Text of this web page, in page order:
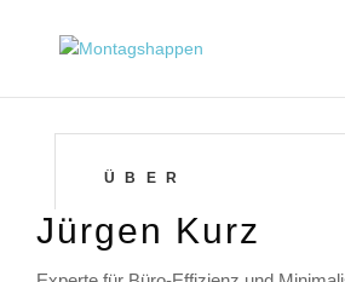
ÜBER
Jürgen Kurz